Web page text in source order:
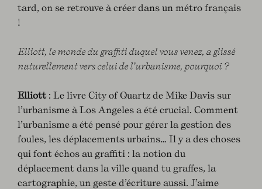
tard, on se retrouve à créer dans un métro français
!
Elliott, le monde du graffiti duquel vous venez, a glissé
naturellement vers celui de l’urbanisme, pourquoi ?
Elliott : Le livre City of Quartz de Mike Davis sur
l’urbanisme à Los Angeles a été crucial. Comment
l’urbanisme a été pensé pour gérer la gestion des
foules, les déplacements urbains… Il y a des choses
qui font échos au graffiti : la notion du
déplacement dans la ville quand tu graffes, la
cartographie, un geste d’écriture aussi. J’aime